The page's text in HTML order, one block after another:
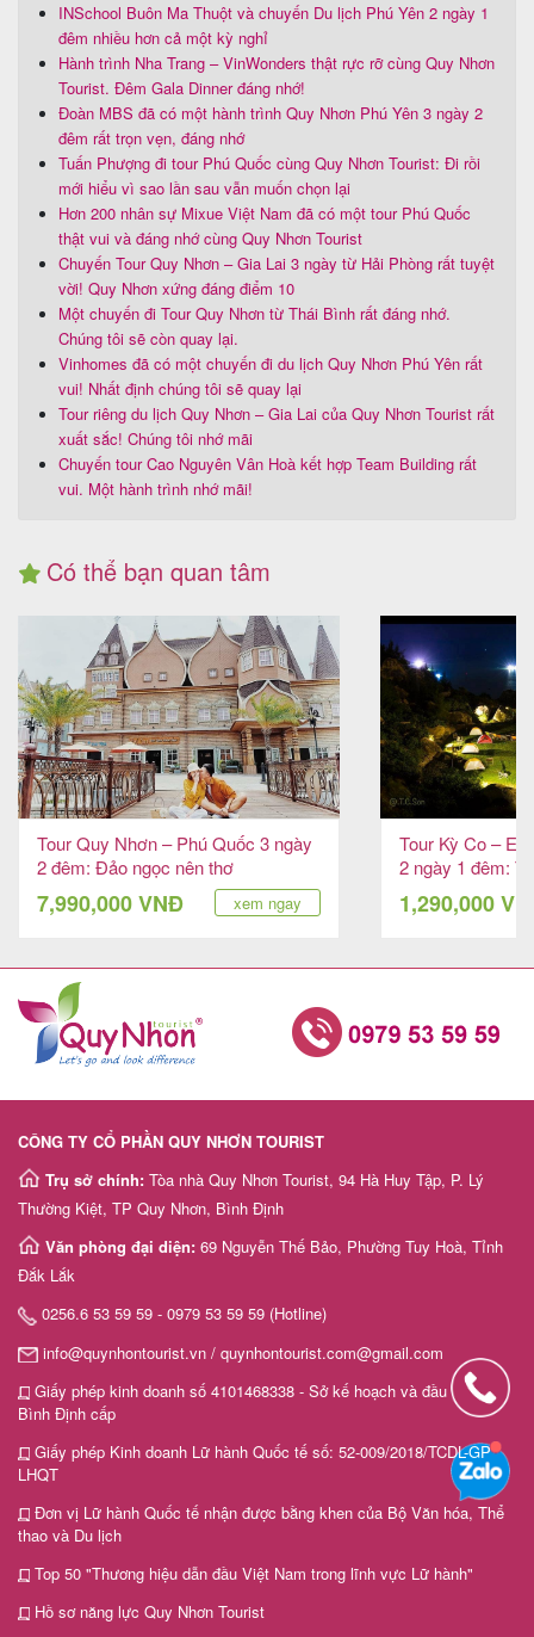
INSchool Buôn Ma Thuột và chuyến Du lịch Phú Yên 2 ngày 1
đêm nhiều hơn cả một kỳ nghỉ
Hành trình Nha Trang – VinWonders thật rực rỡ cùng Quy Nhơn
Tourist. Đêm Gala Dinner đáng nhớ!
Đoàn MBS đã có một hành trình Quy Nhơn Phú Yên 3 ngày 2
đêm rất trọn vẹn, đáng nhớ
Tuấn Phượng đi tour Phú Quốc cùng Quy Nhơn Tourist: Đi rồi
mới hiểu vì sao lần sau vẫn muốn chọn lại
Hơn 200 nhân sự Mixue Việt Nam đã có một tour Phú Quốc
thật vui và đáng nhớ cùng Quy Nhơn Tourist
Chuyến Tour Quy Nhơn – Gia Lai 3 ngày từ Hải Phòng rất tuyệt
vời! Quy Nhơn xứng đáng điểm 10
Một chuyến đi Tour Quy Nhơn từ Thái Bình rất đáng nhớ.
Chúng tôi sẽ còn quay lại.
Vinhomes đã có một chuyến đi du lịch Quy Nhơn Phú Yên rất
vui! Nhất định chúng tôi sẽ quay lại
Tour riêng du lịch Quy Nhơn – Gia Lai của Quy Nhơn Tourist rất
xuất sắc! Chúng tôi nhớ mãi
Chuyến tour Cao Nguyên Vân Hoà kết hợp Team Building rất
vui. Một hành trình nhớ mãi!
Có thể bạn quan tâm
Tour Quy Nhơn – Phú Quốc 3 ngày
2 đêm: Đảo ngọc nên thơ
7,990,000 VNĐ xem ngay
Tour Kỳ Co –
2 ngày 1 đêm:
đêm
1,290,000
CÔNG TY CỔ PHẦN QUY NHƠN TOURIST
Trụ sở chính: Tòa nhà Quy Nhơn Tourist, 94 Hà Huy Tập, P. Lý
Thường Kiệt, TP Quy Nhơn, Bình Định
Văn phòng đại diện: 69 Nguyễn Thế Bảo, Phường Tuy Hoà, Tỉnh
Đắk Lắk
0256.6 53 59 59 - 0979 53 59 59 (Hotline)
info@quynhontourist.vn / quynhontourist.com@gmail.com
Giấy phép kinh doanh số 4101468338 - Sở kế hoạch và đầu tư tỉnh
Bình Định cấp
Giấy phép Kinh doanh Lữ hành Quốc tế số: 52-009/2018/TCDL-GP
LHQT
Đơn vị Lữ hành Quốc tế nhận được bằng khen của Bộ Văn hóa, Thể
thao và Du lịch
Top 50 "Thương hiệu dẫn đầu Việt Nam trong lĩnh vực Lữ hành"
Hồ sơ năng lực Quy Nhơn Tourist